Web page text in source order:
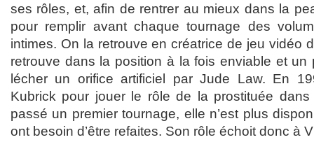
ses rôles, et, afin de rentrer au mieux dans la
pour remplir avant chaque tournage des
intimes. On la retrouve en créatrice de jeu vidéo
retrouve dans la position à la fois enviable et
lécher un orifice artificiel par Jude Law. En
Kubrick pour jouer le rôle de la prostituée
passé un premier tournage, elle n’est plus
ont besoin d’être refaites. Son rôle échoit donc à